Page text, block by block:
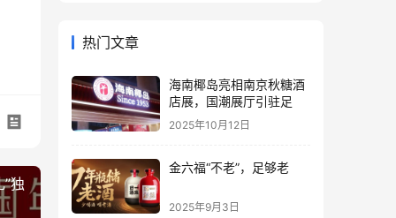
独
热门文章
海南椰岛亮相南京秋糖酒
店展，国潮展厅引驻足
2025年10月12日
金六福“不老”，足够老
2025年9月3日